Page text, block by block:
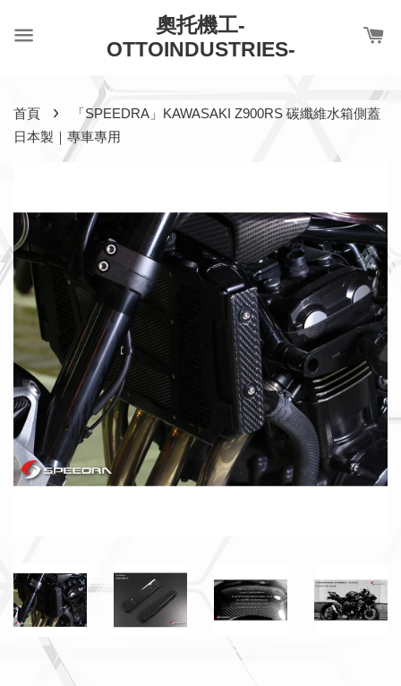
奧托機工-
OTTOINDUSTRIES-
首頁 ›
「SPEEDRA」KAWASAKI Z900RS 碳纖維水箱側蓋
日本製｜專車專用